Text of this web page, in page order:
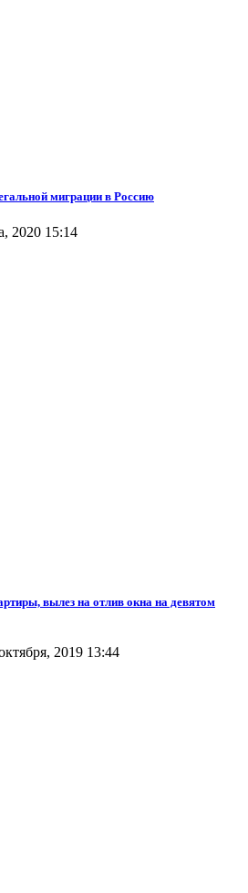
миграции в Россию
2020 15:14
вылез на отлив окна на девятом
2019 13:44